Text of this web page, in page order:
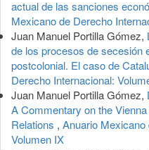
actual de las sanciones
Mexicano de Derecho
Juan Manuel Portilla Gómez,
de los procesos de secesión
postcolonial. El caso de
Derecho Internacional:
Juan Manuel Portilla Gómez,
A Commentary on the
Relations , Anuario Mexicano
Volumen IX